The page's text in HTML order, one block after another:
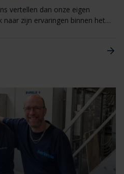
vertellen dan onze eigen
naar zijn ervaringen binnen het